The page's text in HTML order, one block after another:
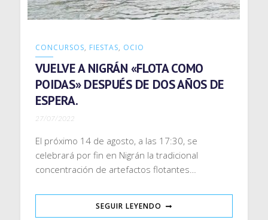
CONCURSOS, FIESTAS, OCIO
VUELVE A NIGRÁN «FLOTA COMO
POIDAS» DESPUÉS DE DOS AÑOS DE
ESPERA.
27/07/2022
El próximo 14 de agosto, a las 17:30, se
celebrará por fin en Nigrán la tradicional
concentración de artefactos flotantes…
SEGUIR LEYENDO